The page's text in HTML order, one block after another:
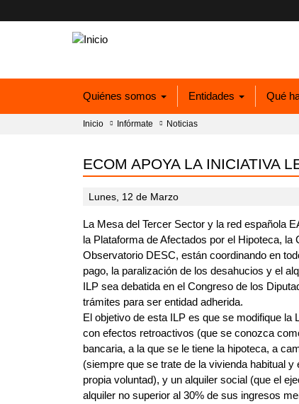
Quiénes somos Entidades Qué
Inicio Infórmate Noticias
ECOM APOYA LA INICIATIVA
Lunes, 12 de Marzo
La Mesa del Tercer Sector y la red española
la Plataforma de Afectados por el Hipoteca,
Observatorio DESC, están coordinando en
pago, la paralización de los desahucios y el
ILP sea debatida en el Congreso de los
trámites para ser entidad adherida.
El objetivo de esta ILP es que se modifique
con efectos retroactivos (que se conozca
bancaria, a la que se le tiene la hipoteca, a
(siempre que se trate de la vivienda habitual
propia voluntad), y un alquiler social (que el
alquiler no superior al 30% de sus ingresos